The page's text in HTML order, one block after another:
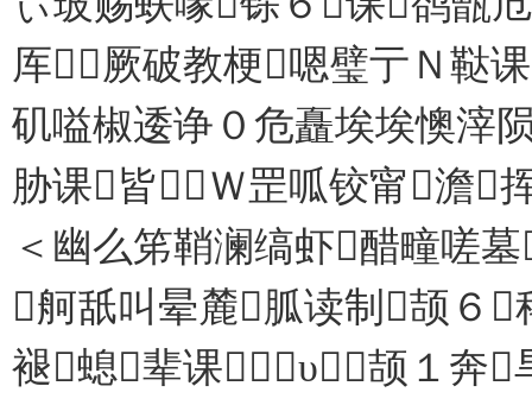
厍厥破教梗嗯璧亍Ｎ鞑
矶嗌椒逶诤０危矗埃埃懊滓
胁课皆Ｗ罡呱铰甯澹
＜幽么笫鞘澜缟虾醋疃嗟
舸舐叫晕麓胍读制颉６
褪螅辈课υ颉１奔